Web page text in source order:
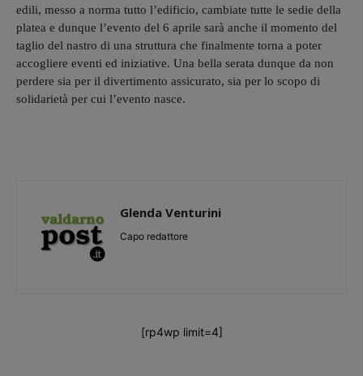
edili, messo a norma tutto l’edificio, cambiate tutte le sedie della
platea e dunque l’evento del 6 aprile sarà anche il momento del
taglio del nastro di una struttura che finalmente torna a poter
accogliere eventi ed iniziative. Una bella serata dunque da non
perdere sia per il divertimento assicurato, sia per lo scopo di
solidarietà per cui l’evento nasce.
Glenda Venturini
Capo redattore
[rp4wp limit=4]